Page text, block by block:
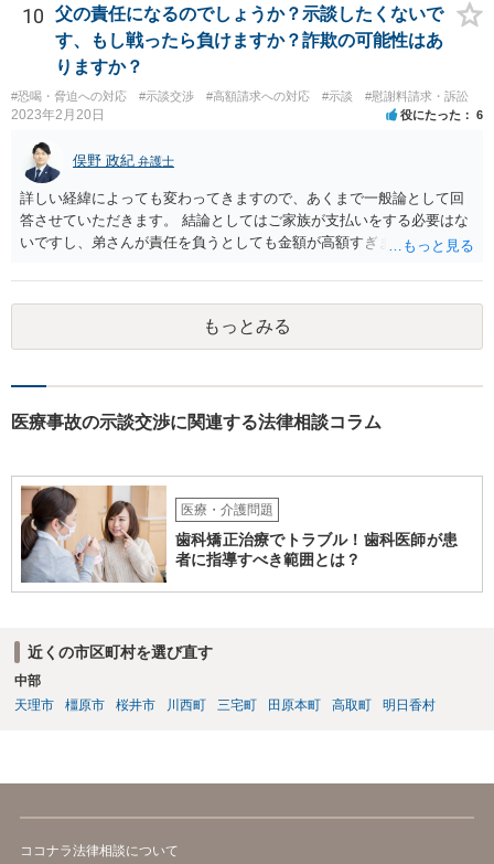
などが考えられます。 頑張ってください。
10
父の責任になるのでしょうか？示談したくないで
す、もし戦ったら負けますか？詐欺の可能性はあ
りますか？
#恐喝・脅迫への対応 #示談交渉 #高額請求への対応 #示談 #慰謝料請求・訴訟
2023年2月20日 役にたった 6
俣野 政紀 弁護士
詳しい経緯によっても変わってきますので、あくまで一般論として回
答させていただきます。 結論としてはご家族が支払いをする必要はな
いですし、弟さんが責任を負うとしても金額が高額すぎます。 仮に弟
実だとしても責任を負うのは弟さんです。弟さんの詳しいご状況は分
かりませんが、現在お仕事をされて一人暮らしもできているというこ
とですから、自立施設にいたからといって責任無能力者ということに
はなりません。また、お父様が施設に入所させたことと今回の争いと
ない」として考える時間や弁護士に相談する時間を与えないことも怪
手の言っている事実がなければ詐欺ですので警察にもご相談くださ
い。施設の方には、「こちらも弁護士に相談します」と告げ、支払い
はせず、弁護士にご相談されることをお勧めします。 ご参考になれば
幸いです。
もっとみる
医療事故の示談交渉に関連する法律相談コラム
医療・介護問題
歯科矯正治療でトラブル！歯科医師が患
者に指導すべき範囲とは？
近くの市区町村を選び直す
中部
天理市
橿原市 桜井市 川西町 三宅町 田原本町 高取町 明日香村
ココナラ法律相談について